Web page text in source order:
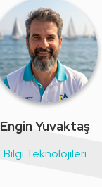
Engin Yuvaktaş
Bilgi Teknolojileri